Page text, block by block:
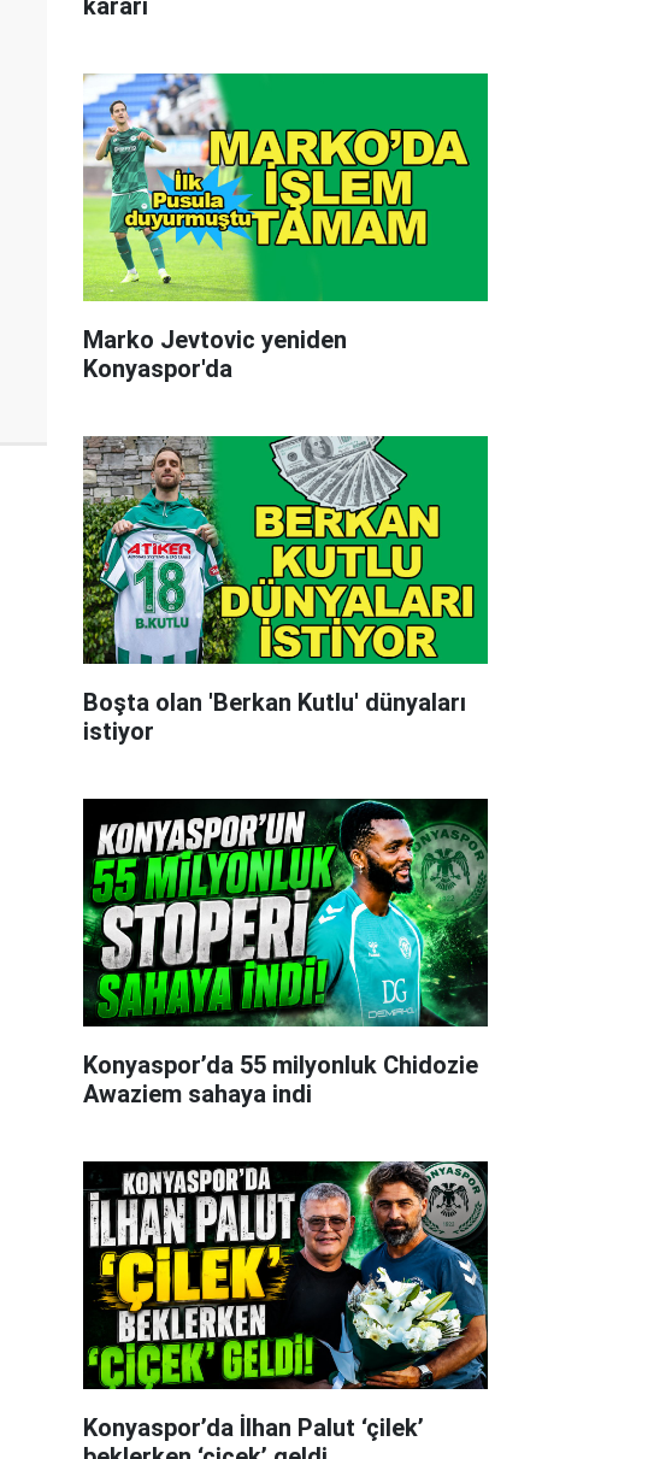
kararı
Marko Jevtovic yeniden
Konyaspor'da
Boşta olan 'Berkan Kutlu' dünyaları
istiyor
Konyaspor’da 55 milyonluk Chidozie
Awaziem sahaya indi
Konyaspor’da İlhan Palut ‘çilek’